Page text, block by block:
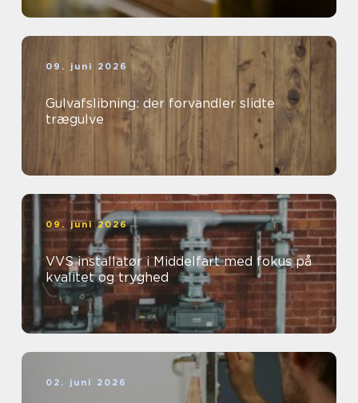
09. juni 2026
Gulvafslibning: der forvandler slidte
trægulve
09. juni 2026
VVS installatør i Middelfart med fokus på
kvalitet og tryghed
02. juni 2026